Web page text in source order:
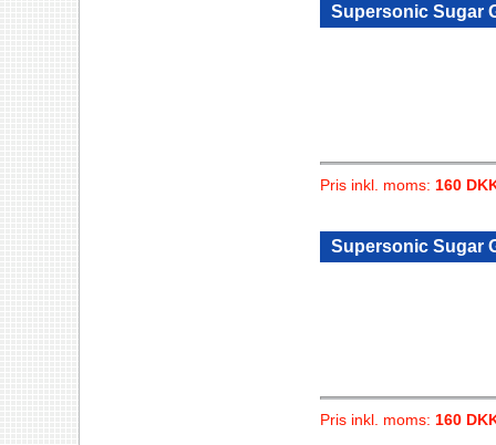
Supersonic Sugar
Pris inkl. moms: 160
Supersonic Sugar
Pris inkl. moms: 160